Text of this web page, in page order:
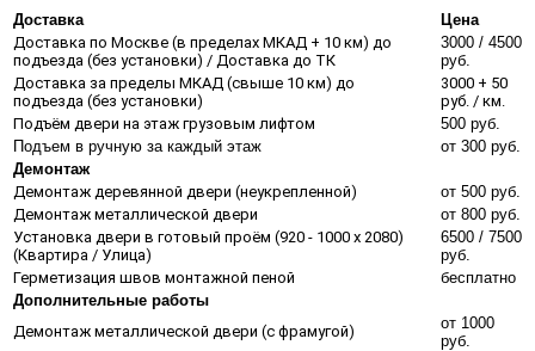
Доставка
Цена
Доставка по Москве (в пределах МКАД + 10 км) до
подъезда (без установки) / Доставка до ТК
3000 / 4500
руб.
Доставка за пределы МКАД (свыше 10 км) до
подъезда (без установки)
3000 + 50
руб. / км.
Подъём двери на этаж грузовым лифтом
500 руб.
Подъем в ручную за каждый этаж
от 300 руб.
Демонтаж
Демонтаж деревянной двери (неукрепленной)
от 500 руб.
Демонтаж металлической двери
от 800 руб.
Установка двери в готовый проём (920 - 1000 х 2080)
(Квартира / Улица)
6500 / 7500
руб.
Герметизация швов монтажной пеной
бесплатно
Дополнительные работы
Демонтаж металлической двери (с фрамугой)
от 1000
руб.